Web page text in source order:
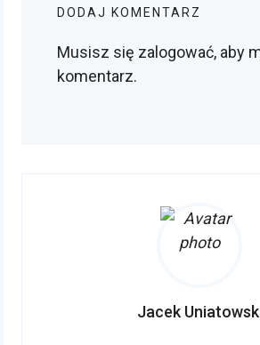
DODAJ KOMENTARZ
Musisz się zalogować, aby
komentarz.
Jacek